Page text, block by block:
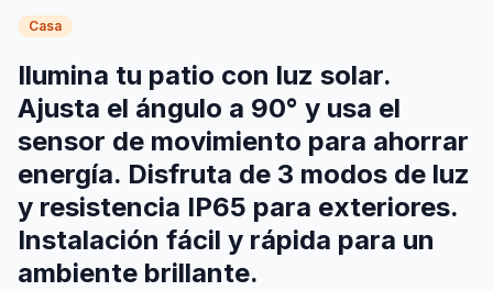
Casa
Ilumina tu patio con luz solar.
Ajusta el ángulo a 90° y usa el
sensor de movimiento para ahorrar
energía. Disfruta de 3 modos de luz
y resistencia IP65 para exteriores.
Instalación fácil y rápida para un
ambiente brillante.